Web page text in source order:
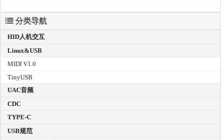
分类导航
HID人机交互
Linux&USB
MIDI V1.0
TinyUSB
UAC音频
CDC
TYPE-C
USB规范